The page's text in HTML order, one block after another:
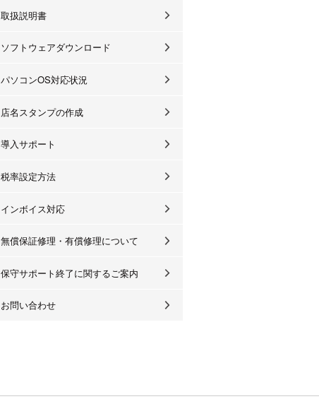
取扱説明書
ソフトウェアダウンロード
パソコンOS対応状況
店名スタンプの作成
導入サポート
税率設定方法
インボイス対応
無償保証修理・有償修理について
保守サポート終了に関するご案内
お問い合わせ